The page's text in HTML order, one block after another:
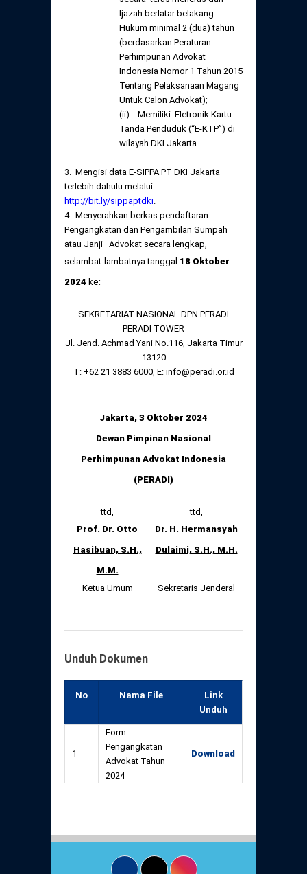
Ijazah berlatar belakang
Hukum minimal 2 (dua) tahun
(berdasarkan Peraturan
Perhimpunan Advokat
Indonesia Nomor 1 Tahun 2015
Tentang Pelaksanaan Magang
Untuk Calon Advokat);
(ii) Memiliki Eletronik Kartu
Tanda Penduduk (“E-KTP”) di
wilayah DKI Jakarta.
3. Mengisi data E-SIPPA PT DKI Jakarta
terlebih dahulu melalui:
http://bit.ly/sippaptdki
4. Menyerahkan berkas pendaftaran
Pengangkatan dan Pengambilan Sumpah
atau Janji Advokat secara lengkap,
selambat-lambatnya tanggal 18 Oktober
2024 ke:
SEKRETARIAT NASIONAL DPN PERADI
PERADI TOWER
Jl. Jend. Achmad Yani No.116, Jakarta Timur
13120
T: +62 21 3883 6000, E: info@peradi.or.id
Jakarta, 3 Oktober 2024
Dewan Pimpinan Nasional
Perhimpunan Advokat Indonesia
(PERADI)
ttd,
ttd,
Prof. Dr. Otto
Hasibuan, S.H.,
M.M.
Dr. H. Hermansyah
Dulaimi, S.H., M.H.
Ketua Umum Sekretaris Jenderal
Unduh Dokumen
No Nama File
Link
Unduh
1
Form
Pengangkatan
Advokat Tahun
2024
Download